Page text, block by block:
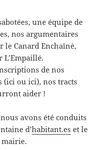
une équipe de
nos argumentaires
le Canard Enchaîné,
de nos
(ici ou ici), nos tracts
aider !
avons été conduits
d’habitant.es et le
mairie.